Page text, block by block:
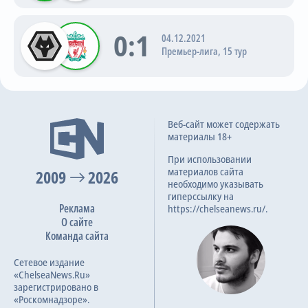
0:1
04.12.2021
Премьер-лига, 15 тур
2009 2026
Реклама
О сайте
Команда сайта
Сетевое издание
«ChelseaNews.Ru»
зарегистрировано в
«Роскомнадзоре».
Веб-сайт может содержать
материалы 18+
При использовании
материалов сайта
необходимо указывать
гиперссылку на
https://chelseanews.ru/.